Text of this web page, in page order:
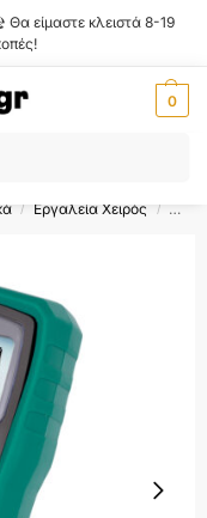
είμαστε κλειστά 8-19
0
/ Εργαλεία Χειρός /